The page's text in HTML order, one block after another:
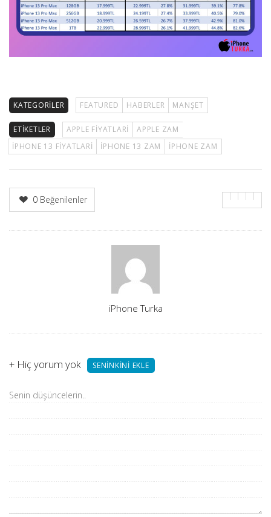
KATEGORILER FEATURED HABERLER MANŞET
ETIKETLER APPLE FIYATLARI
APPLE ZAM
IPHONE 13 FIYATLARI
IPHONE 13 ZAM IPHONE ZAM
0 Beğenilenler
iPhone Turka
+ Hiç yorum yok SENINKINI EKLE